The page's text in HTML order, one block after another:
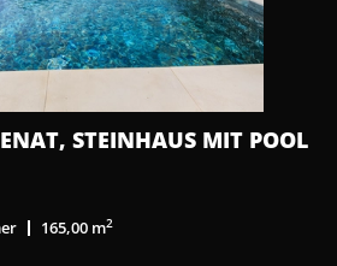
STEINHAUS MIT POOL
165,00 m2